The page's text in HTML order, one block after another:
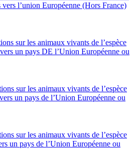
l’union Européenne (Hors France)
sur les animaux vivants de l’espèce
un pays DE l’Union Européenne ou
sur les animaux vivants de l’espèce
un pays de l’Union Européenne ou
sur les animaux vivants de l’espèce
un pays de l’Union Européenne ou